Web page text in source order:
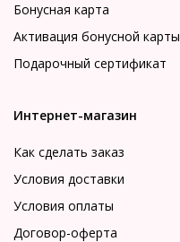
Бонусная карта
Активация бонусной карты
Подарочный сертификат
Интернет-магазин
Как сделать заказ
Условия доставки
Условия оплаты
Договор-оферта